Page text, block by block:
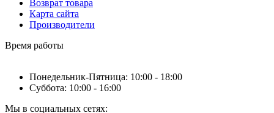
Возврат товара
Карта сайта
Производители
Время работы
Понедельник-Пятница: 10:00 - 18:00
Суббота: 10:00 - 16:00
Мы в социальных сетях: